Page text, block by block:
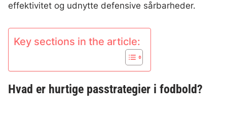
effektivitet og udnytte defensive sårbarheder.
Key sections in the article:
Hvad er hurtige passtrategier i fodbold?